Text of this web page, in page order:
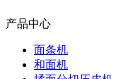
产品中心
面条机
和面机